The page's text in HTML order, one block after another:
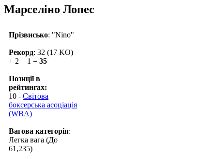
Марселіно Лопес
Прізвисько: "Nino"
Рекорд: 32 (17 KO)
+ 2 + 1 = 35
Позиції в
рейтингах:
10 - Світова
боксерська асоціація
(WBA)
Вагова категорія:
Легка вага (До
61,235)